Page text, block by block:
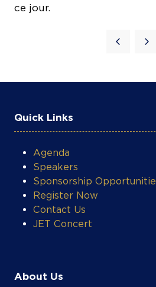
Speakers
Sponsorship Opportunities
Register Now
Contact Us
JET Concert